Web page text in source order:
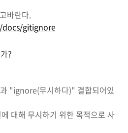
바란다.
gitignore
?
"ignore(무시하다)" 결합되어있
대해 무시하기 위한 목적으로 사